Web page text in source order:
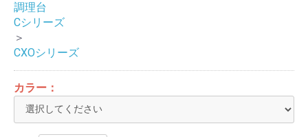
調理台
Cシリーズ
＞
CXOシリーズ
カラー：